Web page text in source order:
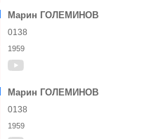
Марин ГОЛЕМИНОВ
0138
1959
Марин ГОЛЕМИНОВ
0138
1959